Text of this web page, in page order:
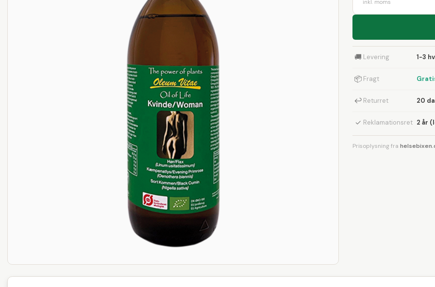
inkl. moms
🚚 Levering 1-3
📦 Fragt
↩ Returret 20
✓ Reklamationsret 2 år
Prisoplysning fra